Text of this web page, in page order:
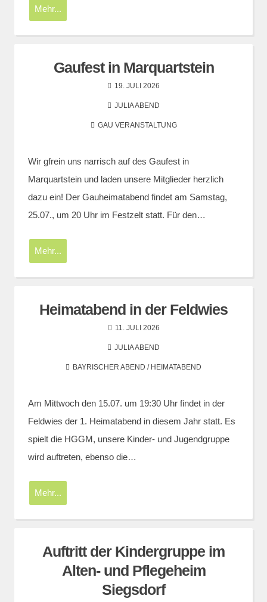
Mehr...
Gaufest in Marquartstein
19. JULI 2026
JULIA ABEND
GAU VERANSTALTUNG
Wir gfrein uns narrisch auf des Gaufest in
Marquartstein und laden unsere Mitglieder herzlich
dazu ein! Der Gauheimatabend findet am Samstag,
25.07., um 20 Uhr im Festzelt statt. Für den…
Mehr...
Heimatabend in der Feldwies
11. JULI 2026
JULIA ABEND
BAYRISCHER ABEND / HEIMATABEND
Am Mittwoch den 15.07. um 19:30 Uhr findet in der
Feldwies der 1. Heimatabend in diesem Jahr statt. Es
spielt die HGGM, unsere Kinder- und Jugendgruppe
wird auftreten, ebenso die…
Mehr...
Auftritt der Kindergruppe im
Alten- und Pflegeheim
Siegsdorf